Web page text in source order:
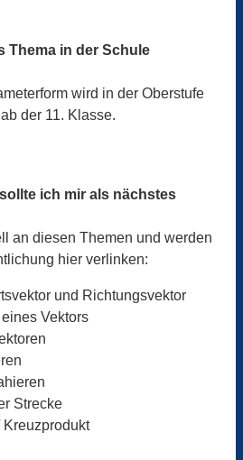
Thema in der Schule
wird in der Oberstufe
der 11. Klasse.
ich mir als nächstes
an diesen Themen und werden
hier verlinken:
und Richtungsvektor
Vektors
Strecke
Kreuzprodukt